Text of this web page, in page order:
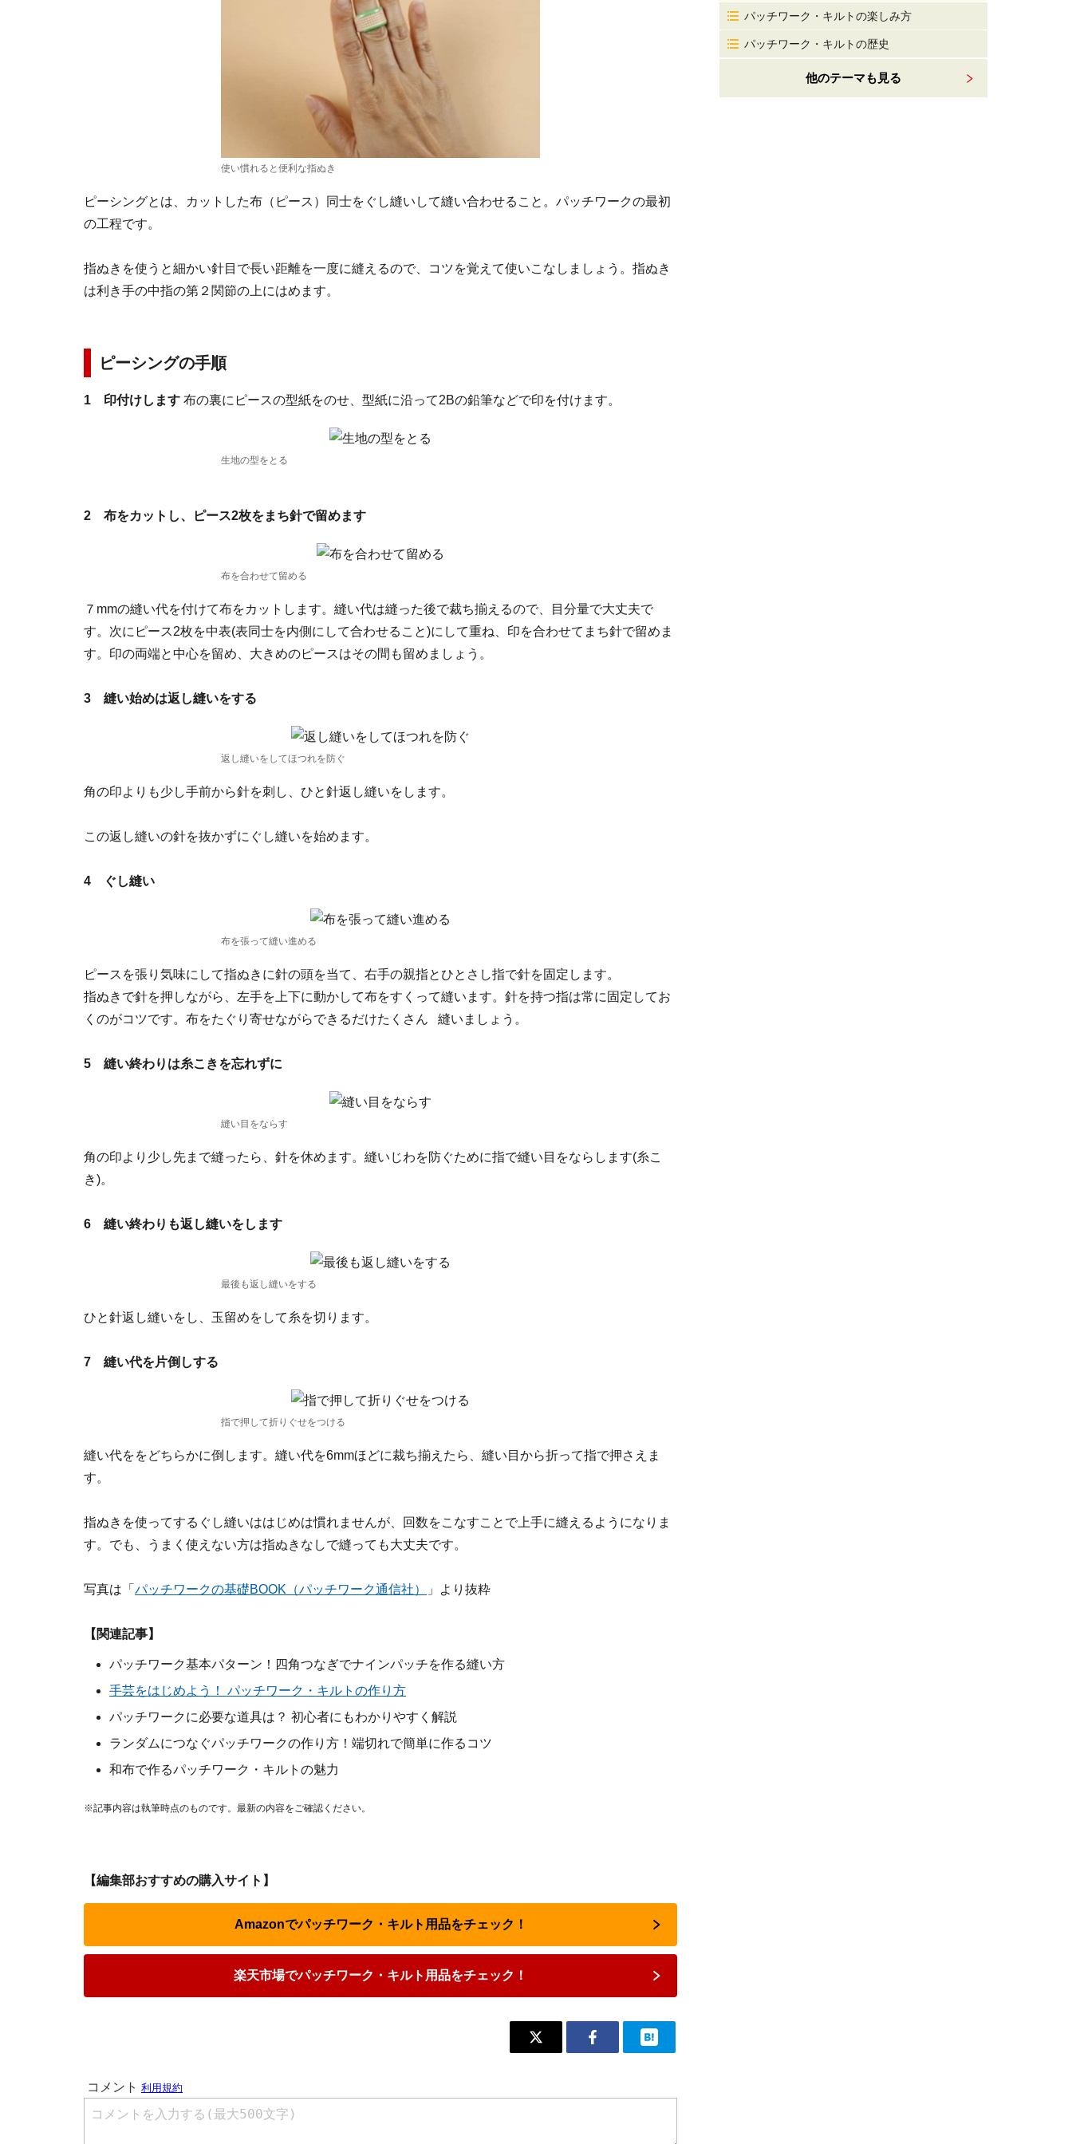
使い慣れると便利な指ぬき
ピーシングとは、カットした布（ピース）同士をぐし縫いして縫い合わせること。パッチワークの最初
の工程です。
指ぬきを使うと細かい針目で長い距離を一度に縫えるので、コツを覚えて使いこなしましょう。指ぬき
は利き手の中指の第２関節の上にはめます。
ピーシングの手順
1 印付けします 布の裏にピースの型紙をのせ、型紙に沿って2Bの鉛筆などで印を付けます。
生地の型をとる
2 布をカットし、ピース2枚をまち針で留めます
布を合わせて留める
７mmの縫い代を付けて布をカットします。縫い代は縫った後で裁ち揃えるので、目分量で大丈夫で
す。次にピース2枚を中表(表同士を内側にして合わせること)にして重ね、印を合わせてまち針で留めま
す。印の両端と中心を留め、大きめのピースはその間も留めましょう。
3 縫い始めは返し縫いをする
返し縫いをしてほつれを防ぐ
角の印よりも少し手前から針を刺し、ひと針返し縫いをします。
この返し縫いの針を抜かずにぐし縫いを始めます。
4 ぐし縫い
布を張って縫い進める
ピースを張り気味にして指ぬきに針の頭を当て、右手の親指とひとさし指で針を固定します。
指ぬきで針を押しながら、左手を上下に動かして布をすくって縫います。針を持つ指は常に固定してお
くのがコツです。布をたぐり寄せながらできるだけたくさん 縫いましょう。
5 縫い終わりは糸こきを忘れずに
縫い目をならす
角の印より少し先まで縫ったら、針を休めます。縫いじわを防ぐために指で縫い目をならします(糸こ
き)。
6 縫い終わりも返し縫いをします
最後も返し縫いをする
ひと針返し縫いをし、玉留めをして糸を切ります。
7 縫い代を片倒しする
指で押して折りぐせをつける
縫い代ををどちらかに倒します。縫い代を6mmほどに裁ち揃えたら、縫い目から折って指で押さえま
す。
指ぬきを使ってするぐし縫いははじめは慣れませんが、回数をこなすことで上手に縫えるようになりま
す。でも、うまく使えない方は指ぬきなしで縫っても大丈夫です。
写真は「 パッチワークの基礎BOOK（パッチワーク通信社） 」より抜粋
【関連記事】
パッチワーク基本パターン！四角つなぎでナインパッチを作る縫い方
手芸をはじめよう！ パッチワーク・キルトの作り方
パッチワークに必要な道具は？ 初心者にもわかりやすく解説
ランダムにつなぐパッチワークの作り方！端切れで簡単に作るコツ
和布で作るパッチワーク・キルトの魅力
※記事内容は執筆時点のものです。最新の内容をご確認ください。
【編集部おすすめの購入サイト】
Amazonでパッチワーク・キルト用品をチェック！
楽天市場でパッチワーク・キルト用品をチェック！
パッチワーク・キルトの楽しみ方
パッチワーク・キルトの歴史
他のテーマも見る